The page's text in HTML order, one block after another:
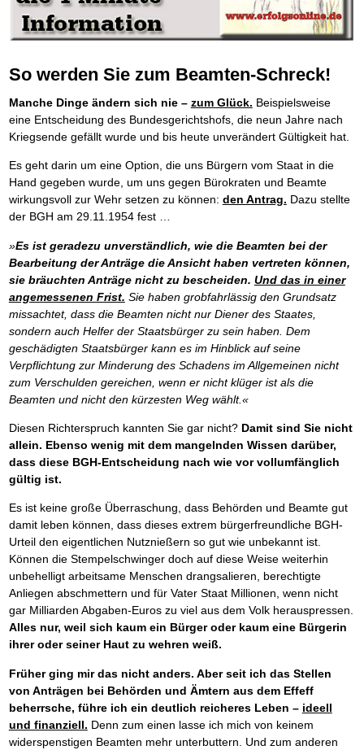
Der Finanzmanager
Behalten Sie den Überblick
Platzieren Sie sich bei Google ganz oben
Mental Force
Entfalten Sie Ihre geistigen Kräfte
Mental Force - Hörbuch
Nutze Deine geistigen Waffen
Schlüssel des Erfolgs
Methoden der Lebenstechnik
Hilf Dir selbst, hilft Dir Gott TIPP
Die Feuerkraft TIPP
Holen Sie Erfolg in Ihr Leben
Mit System zum Erfolg GEHEIMTIPP
Starten Sie endlich durch
Die Macht des Schuldners (Hörbuch)
Jetzt neu für Unterwegs
Der Schuldenkalkulator
Mach Pleite und starte durch TIPP
Vermögenssicherung durch GbR-Vertrag NEU
Schutzwall für Hab und Gut
Schach dem Gerichtsvollzieher
Weiße Weste durch UmzugTIPP
Das Meldesystem clever nutzen
Die Betablocker InsolvenzNEU
Insolvenzantrag abwehren
80% Ihrer Einnahmen behalten
Wie man mit Pfändungen umgeht BRANDNEU
Bestens informiert sein
TV-Lehrgang: Wie man mit Pfändungen umgeht EMPFEHLUNG
Schnell und kompakt
Schach der SCHUFA FRISCH EINGETROFFEN
Schnell eine saubere SCHUFA
Das richtige Post-Know-How NEUERSCHEINUNG
Ihren Zeitgewinn maximieren
GbR-Vertrag mit beschränkter Haftung BRANDNEU
Frei Fahrt ohne Punkte
Kaufe doch Deine Schulden BRANDNEU
Die geniale Lösung zum schnellen Schuldenabbau
Der Weg zur finanziellen Freiheit
Ohne Probleme clever Texten und Schreiben
Die Macht des Telefax NEU
Zeit & Kommunikationsgewinn
Sichern Sie Einkommen und Vermögenswerte 100%-tig ab
Bekannt wie ein bunter Hund im Internet INTERNET-TIPP
schnell im Internet bekannt werden und damit viel Geld verdienen
Schreib Dich reich SCHREIB VERTRIEBS TIPP
So werden Sie zum Beamten-Schreck!
Manche Dinge ändern sich nie – zum Glück. Beispielsweise
eine Entscheidung des Bundesgerichtshofs, die neun Jahre nach
Kriegsende gefällt wurde und bis heute unverändert Gültigkeit hat.
Es geht darin um eine Option, die uns Bürgern vom Staat in die
Hand gegeben wurde, um uns gegen Bürokraten und Beamte
wirkungsvoll zur Wehr setzen zu können: den Antrag. Dazu stellte
der BGH am 29.11.1954 fest …
»Es ist geradezu unverständlich, wie die Beamten bei der
Bearbeitung der Anträge die Ansicht haben vertreten können,
sie bräuchten Anträge nicht zu bescheiden. Und das in einer
angemessenen Frist. Sie haben grobfahrlässig den Grundsatz
missachtet, dass die Beamten nicht nur Diener des Staates,
sondern auch Helfer der Staatsbürger zu sein haben. Dem
geschädigten Staatsbürger kann es im Hinblick auf seine
Verpflichtung zur Minderung des Schadens im Allgemeinen nicht
zum Verschulden gereichen, wenn er nicht klüger ist als die
Beamten und nicht den kürzesten Weg wählt.«
Diesen Richterspruch kannten Sie gar nicht? Damit sind Sie nicht
allein. Ebenso wenig mit dem mangelnden Wissen darüber,
dass diese BGH-Entscheidung nach wie vor vollumfänglich
gültig ist.
Es ist keine große Überraschung, dass Behörden und Beamte gut
damit leben können, dass dieses extrem bürgerfreundliche BGH-
Urteil den eigentlichen Nutznießern so gut wie unbekannt ist.
Können die Stempelschwinger doch auf diese Weise weiterhin
unbehelligt arbeitsame Menschen drangsalieren, berechtigte
Anliegen abschmettern und für Vater Staat Millionen, wenn nicht
gar Milliarden Abgaben-Euros zu viel aus dem Volk herauspressen.
Alles nur, weil sich kaum ein Bürger oder kaum eine Bürgerin
ihrer oder seiner Haut zu wehren weiß.
Früher ging mir das nicht anders. Aber seit ich das Stellen
von Anträgen bei Behörden und Ämtern aus dem Effeff
beherrsche, führe ich ein deutlich reicheres Leben – ideell
und finanziell. Denn zum einen lasse ich mich von keinem
widerspenstigen Beamten mehr unterbuttern. Und zum anderen